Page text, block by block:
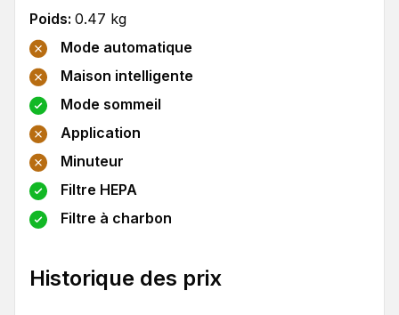
Poids: 0.47 kg
Mode automatique
Maison intelligente
Mode sommeil
Application
Minuteur
Filtre HEPA
Filtre à charbon
Historique des prix